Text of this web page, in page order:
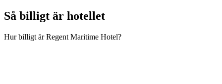
Så billigt är hotellet
Hur billigt är Regent Maritime Hotel?